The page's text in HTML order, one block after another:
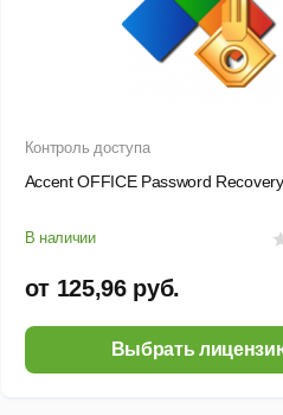
Контроль доступа
Accent OFFICE Password Recovery
В наличии
от 125,96 руб.
Выбрать